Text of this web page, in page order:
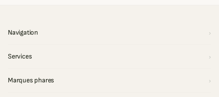
Navigation
Services
Marques phares